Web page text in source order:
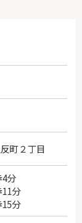
町２丁目
分
11分
分